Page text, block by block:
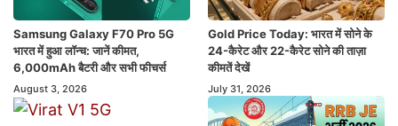
Samsung Galaxy F70 Pro 5G
भारत में हुआ लॉन्च: जानें कीमत,
6,000mAh बैटरी और सभी फीचर्स
August 3, 2026
Gold Price Today: भारत में सोने के
24-कैरेट और 22-कैरेट सोने की ताज़ा
कीमतें देखें
July 31, 2026